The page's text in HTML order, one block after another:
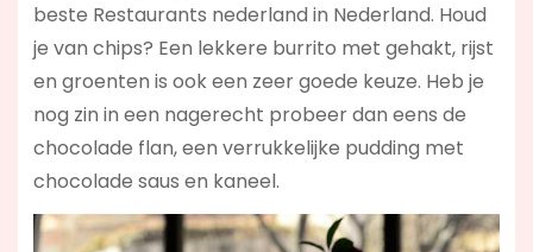
beste Restaurants nederland in Nederland. Houd
je van chips? Een lekkere burrito met gehakt, rijst
en groenten is ook een zeer goede keuze. Heb je
nog zin in een nagerecht probeer dan eens de
chocolade flan, een verrukkelijke pudding met
chocolade saus en kaneel.